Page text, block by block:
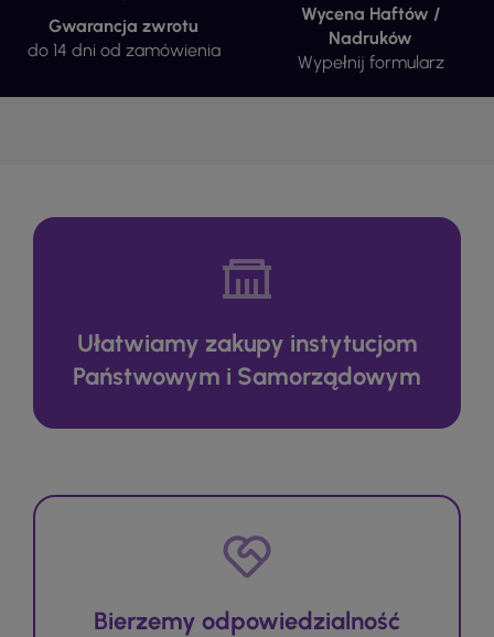
Gwarancja zwrotu
do 14 dni od zamówienia
Wycena Haftów /
Nadruków
Wypełnij formularz
Ułatwiamy zakupy instytucjom
Państwowym i Samorządowym
Bierzemy odpowiedzialność